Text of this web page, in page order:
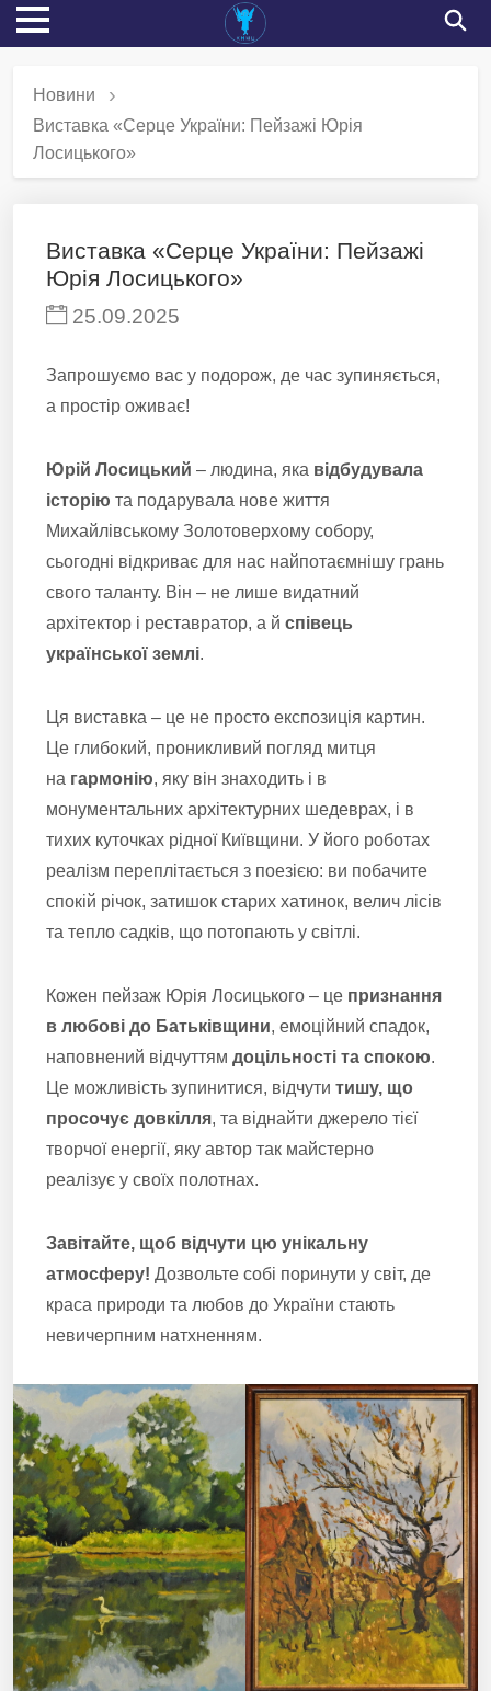
Новини
Виставка «Серце України: Пейзажі Юрія
Лосицького»
Виставка «Серце України: Пейзажі
Юрія Лосицького»
25.09.2025
Запрошуємо вас у подорож, де час зупиняється,
а простір оживає!
Юрій Лосицький – людина, яка відбудувала
історію та подарувала нове життя
Михайлівському Золотоверхому собору,
сьогодні відкриває для нас найпотаємнішу грань
свого таланту. Він – не лише видатний
архітектор і реставратор, а й співець
української землі.
Ця виставка – це не просто експозиція картин.
Це глибокий, проникливий погляд митця
на гармонію, яку він знаходить і в
монументальних архітектурних шедеврах, і в
тихих куточках рідної Київщини. У його роботах
реалізм переплітається з поезією: ви побачите
спокій річок, затишок старих хатинок, велич лісів
та тепло садків, що потопають у світлі.
Кожен пейзаж Юрія Лосицького – це признання
в любові до Батьківщини, емоційний спадок,
наповнений відчуттям доцільності та спокою.
Це можливість зупинитися, відчути тишу, що
просочує довкілля, та віднайти джерело тієї
творчої енергії, яку автор так майстерно
реалізує у своїх полотнах.
Завітайте, щоб відчути цю унікальну
атмосферу! Дозвольте собі поринути у світ, де
краса природи та любов до України стають
невичерпним натхненням.